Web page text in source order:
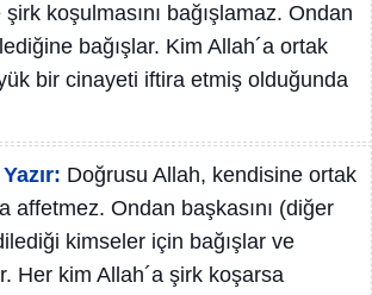
koşulmasını bağışlamaz. Ondan
bağışlar. Kim Allah´a ortak
bir cinayeti iftira etmiş olduğunda
Doğrusu Allah, kendisine ortak
affetmez. Ondan başkasını (diğer
kimseler için bağışlar ve
Her kim Allah´a şirk koşarsa